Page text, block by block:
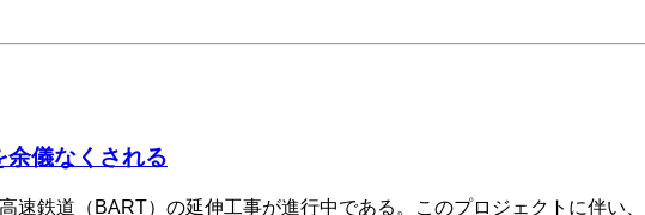
儀なくされる
速鉄道（BART）の延伸工事が進行中である。​このプロジェクトに伴い